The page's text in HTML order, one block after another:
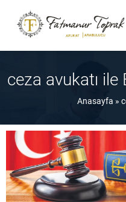
ceza avukatı
Anasayfa »